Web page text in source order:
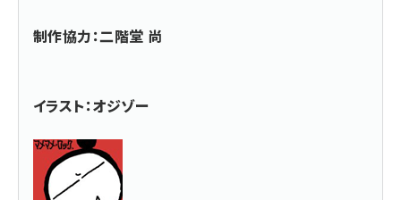
制作協力：二階堂 尚
イラスト：オジゾー